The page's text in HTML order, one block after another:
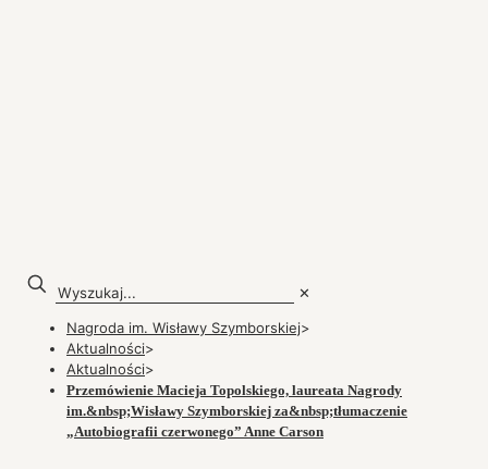
✕
Nagroda im. Wisławy Szymborskiej>
Aktualności>
Aktualności>
Przemówienie Macieja Topolskiego, laureata Nagrody
im.&nbsp;Wisławy Szymborskiej za&nbsp;tłumaczenie
„Autobiografii czerwonego” Anne Carson